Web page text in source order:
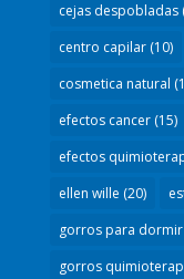
cejas despobladas
centro capilar(10)
cosmetica natural
efectos cancer(15)
efectos
ellen wille (20)
gorros para dormir
gorros